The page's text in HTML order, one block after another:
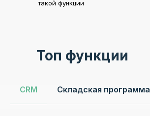
Топ функции
такой функции
CRM Складская программа